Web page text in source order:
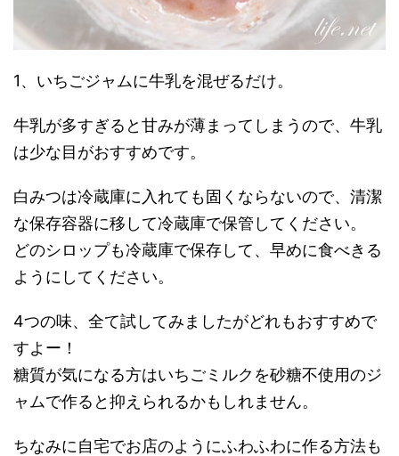
1、いちごジャムに牛乳を混ぜるだけ。
牛乳が多すぎると甘みが薄まってしまうので、牛乳
は少な目がおすすめです。
白みつは冷蔵庫に入れても固くならないので、清潔
な保存容器に移して冷蔵庫で保管してください。
どのシロップも冷蔵庫で保存して、早めに食べきる
ようにしてください。
4つの味、全て試してみましたがどれもおすすめで
すよー！
糖質が気になる方はいちごミルクを砂糖不使用のジ
ャムで作ると抑えられるかもしれません。
ちなみに自宅でお店のようにふわふわに作る方法も